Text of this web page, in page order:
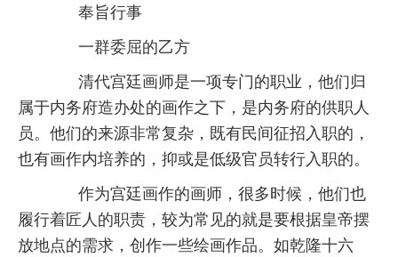
奉旨行事
一群委屈的乙方
清代宫廷画师是一项专门的职业，他们归
属于内务府造办处的画作之下，是内务府的供职人
员。他们的来源非常复杂，既有民间征招入职的，
也有画作内培养的，抑或是低级官员转行入职的。
作为宫廷画作的画师，很多时候，他们也
履行着匠人的职责，较为常见的就是要根据皇帝摆
放地点的需求，创作一些绘画作品。如乾隆十六